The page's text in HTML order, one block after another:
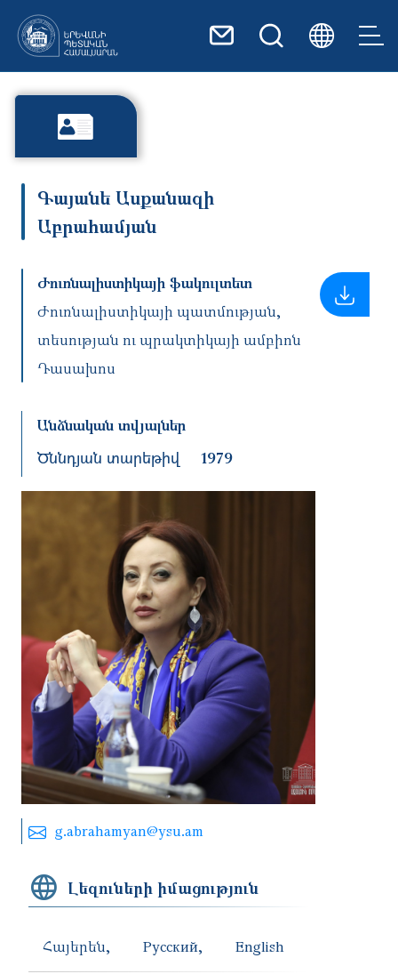
g.abrahamyan@ysu.am
Գայանե Ասքանազի
Աբրահամյան
Ժուռնալիստիկայի ֆակուլտետ
Ժուռնալիստիկայի պատմության,
տեսության ու պրակտիկայի ամբիոն
Դասախոս
Անձնական տվյալներ
Ծննդյան տարեթիվ 1979
Լեզուների իմացություն
Հայերեն Русский English